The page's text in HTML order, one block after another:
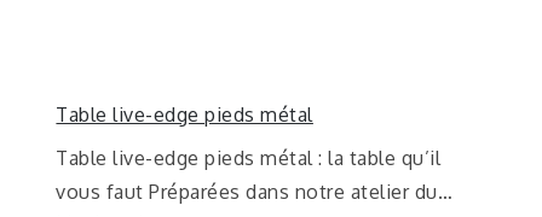
Table live-edge pieds métal
Table live-edge pieds métal : la table qu’il
vous faut Préparées dans notre atelier du…